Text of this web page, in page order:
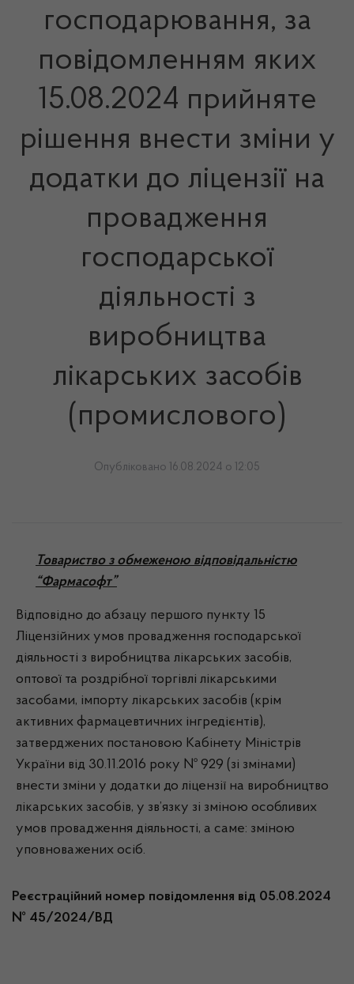
господарювання, за
повідомленням яких
15.08.2024 прийняте
рішення внести зміни у
додатки до ліцензії на
провадження
господарської
діяльності з
виробництва
лікарських засобів
(промислового)
Опубліковано 16.08.2024 о 12:05
Товариство з обмеженою відповідальністю
“Фармасофт”
Відповідно до абзацу першого пункту 15
Ліцензійних умов провадження господарської
діяльності з виробництва лікарських засобів,
оптової та роздрібної торгівлі лікарськими
засобами, імпорту лікарських засобів (крім
активних фармацевтичних інгредієнтів),
затверджених постановою Кабінету Міністрів
України від 30.11.2016 року № 929 (зі змінами)
внести зміни у додатки до ліцензії на виробництво
лікарських засобів, у зв’язку зі зміною особливих
умов провадження діяльності, а саме: зміною
уповноважених осіб.
Реєстраційний номер повідомлення від 05.08.2024
№ 45/2024/ВД